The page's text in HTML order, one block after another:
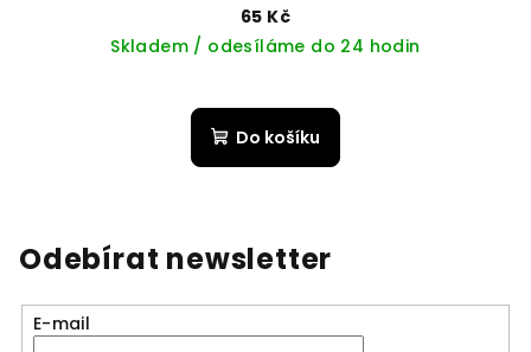
65 Kč
Skladem / odesíláme do 24 hodin
Do košíku
Odebírat newsletter
E-mail